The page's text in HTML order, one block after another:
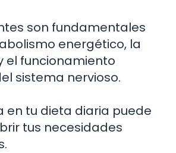
son fundamentales
energético, la
el funcionamiento
sistema nervioso.
en tu dieta diaria puede
tus necesidades